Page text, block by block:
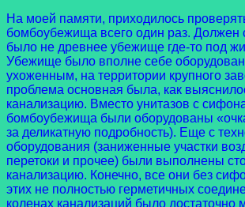
На моей памяти, приходилось
бомбоубежища всего один раз. Должен
было не древнее убежище где-то под
Убежище было вполне себе
ухоженным, на территории крупного
проблема основная была, как
канализацию. Вместо унитазов с
бомбоубежища были оборудованы
за деликатную подробность). Еще с
оборудования (заниженные участки
перетоки и прочее) были выполнены
канализацию. Конечно, все они без
этих не полностью герметичных
коленах канализаций было достаточно